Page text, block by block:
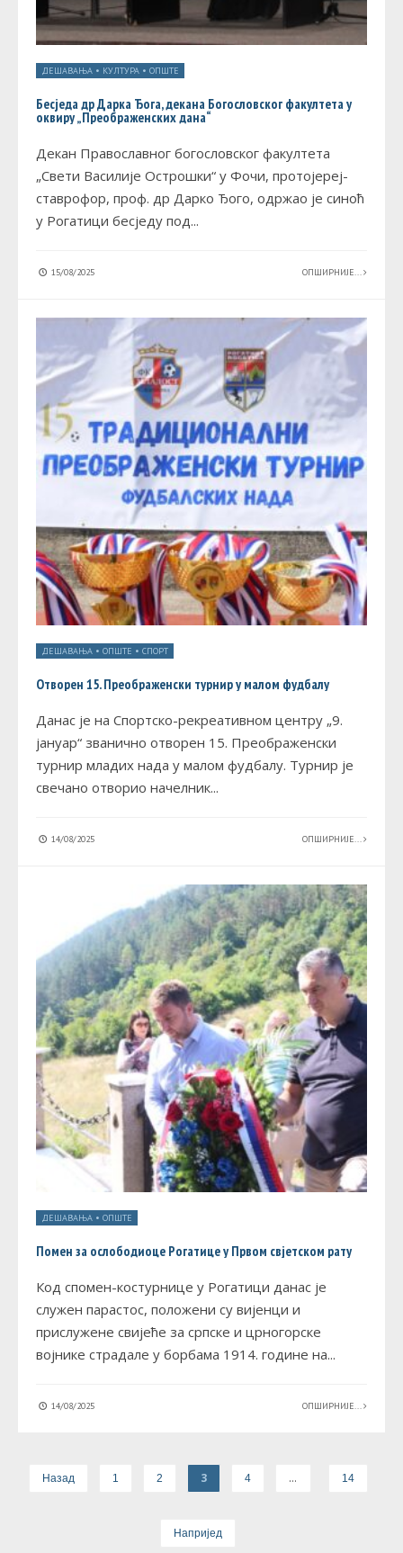
ДЕШАВАЊА • КУЛТУРА • ОПШТЕ
Бесједа др Дарка Ђога, декана Богословског факултета у
оквиру „Преображенских дана“
Декан Православног богословског факултета
„Свети Василије Острошки“ у Фочи, протојереј-
ставрофор, проф. др Дарко Ђого, одржао је синоћ
у Рогатици бесједу под...
15/08/2025 ОПШИРНИЈЕ...
ДЕШАВАЊА • ОПШТЕ • СПОРТ
Отворен 15. Преображенски турнир у малом фудбалу
Данас је на Спортско-рекреативном центру „9.
јануар“ званично отворен 15. Преображенски
турнир младих нада у малом фудбалу. Турнир је
свечано отворио начелник...
14/08/2025 ОПШИРНИЈЕ...
ДЕШАВАЊА • ОПШТЕ
Помен за ослободиоце Рогатице у Првом свјетском рату
Код спомен-костурнице у Рогатици данас је
служен парастос, положени су вијенци и
прислужене свијеће за српске и црногорске
војнике страдале у борбама 1914. године на...
14/08/2025 ОПШИРНИЈЕ...
Назад 1 2 3 4 … 14
Напријед